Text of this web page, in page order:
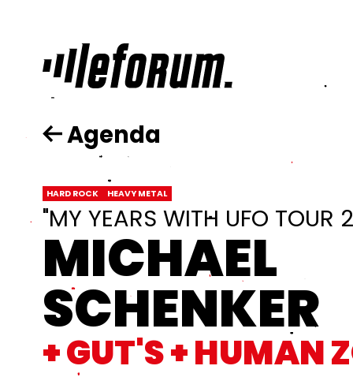
Agenda
HARD ROCK HEAVY METAL
"MY YEARS WITH UFO TOUR
MICHAEL
SCHENKER
+ GUT'S + HUMAN